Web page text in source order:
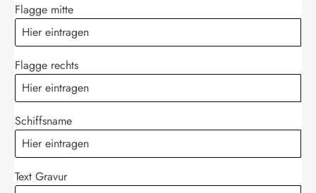
Flagge mitte
Flagge rechts
Schiffsname
Text Gravur